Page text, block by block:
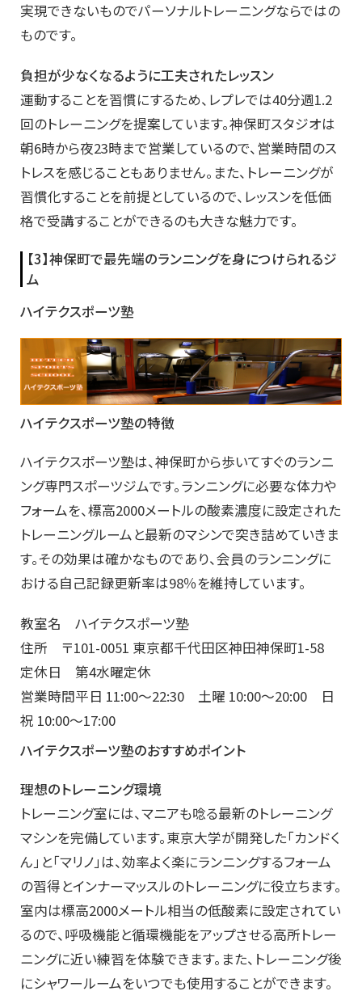
実現できないものでパーソナルトレーニングならではの
ものです。
負担が少なくなるように工夫されたレッスン
運動することを習慣にするため、レプレでは40分週1.2
回のトレーニングを提案しています。神保町スタジオは
朝6時から夜23時まで営業しているので、営業時間のス
トレスを感じることもありません。また、トレーニングが
習慣化することを前提としているので、レッスンを低価
格で受講することができるのも大きな魅力です。
【3】神保町で最先端のランニングを身につけられるジ
ム
ハイテクスポーツ塾
ハイテクスポーツ塾の特徴
ハイテクスポーツ塾は、神保町から歩いてすぐのランニ
ング専門スポーツジムです。ランニングに必要な体力や
フォームを、標高2000メートルの酸素濃度に設定された
トレーニングルームと最新のマシンで突き詰めていきま
す。その効果は確かなものであり、会員のランニングに
おける自己記録更新率は98％を維持しています。
教室名 ハイテクスポーツ塾
住所 〒101-0051 東京都千代田区神田神保町1-58
定休日 第4水曜定休
営業時間平日 11:00～22:30 土曜 10:00～20:00 日
祝 10:00～17:00
ハイテクスポーツ塾のおすすめポイント
理想のトレーニング環境
トレーニング室には、マニアも唸る最新のトレーニング
マシンを完備しています。東京大学が開発した「カンドく
ん」と「マリノ」は、効率よく楽にランニングするフォーム
の習得とインナーマッスルのトレーニングに役立ちます。
室内は標高2000メートル相当の低酸素に設定されてい
るので、呼吸機能と循環機能をアップさせる高所トレー
ニングに近い練習を体験できます。また、トレーニング後
にシャワールームをいつでも使用することができます。